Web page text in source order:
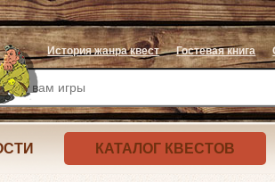
История жанра квест Гостевая книга
КАТАЛОГ КВЕСТОВ